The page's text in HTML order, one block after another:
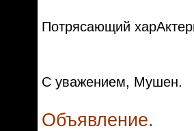
Потрясающий
С уважением, Мушен.
Объявление.